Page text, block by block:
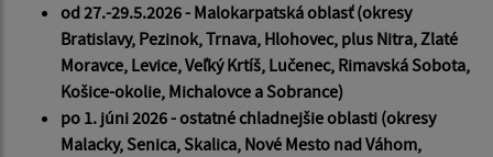
od 27.-29.5.2026 - Malokarpatská oblasť (okresy
Bratislavy, Pezinok, Trnava, Hlohovec, plus Nitra, Zlaté
Moravce, Levice, Veľký Krtíš, Lučenec, Rimavská Sobota,
Košice-okolie, Michalovce a Sobrance)
po 1. júni 2026 - ostatné chladnejšie oblasti (okresy
Malacky, Senica, Skalica, Nové Mesto nad Váhom,